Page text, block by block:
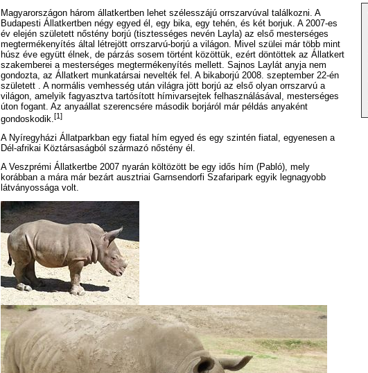
Magyarországon három állatkertben lehet szélesszájú orrszarvúval találkozni. A
Budapesti Állatkertben négy egyed él, egy bika, egy tehén, és két borjuk. A 2007-es
év elején született nőstény borjú (tisztességes nevén Layla) az első mesterséges
megtermékenyítés által létrejött orrszarvú-borjú a világon. Mivel szülei már több mint
húsz éve együtt élnek, de párzás sosem történt közöttük, ezért döntöttek az Állatkert
szakemberei a mesterséges megtermékenyítés mellett. Sajnos Laylát anyja nem
gondozta, az Állatkert munkatársai nevelték fel. A bikaborjú 2008. szeptember 22-én
született . A normális vemhesség után világra jött borjú az első olyan orrszarvú a
világon, amelyik fagyasztva tartósított hímivarsejtek felhasználásával, mesterséges
úton fogant. Az anyaállat szerencsére második borjáról már példás anyaként
gondoskodik.[1]
A Nyíregyházi Állatparkban egy fiatal hím egyed és egy szintén fiatal, egyenesen a
Dél-afrikai Köztársaságból származó nőstény él.
A Veszprémi Állatkertbe 2007 nyarán költözött be egy idős hím (Pabló), mely
korábban a mára már bezárt ausztriai Garnsendorfi Szafaripark egyik legnagyobb
látványossága volt.